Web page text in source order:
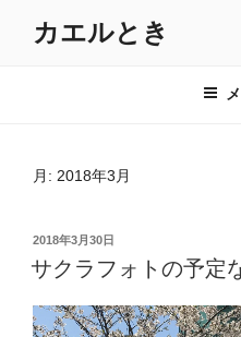
カエルとき
月: 2018年3月
投
稿
日:
2018年3月30日
サクラフォトの予定